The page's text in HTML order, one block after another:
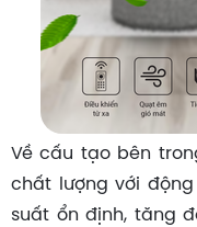
Về cấu tạo bên
chất lượng với
suất ổn định, tăng